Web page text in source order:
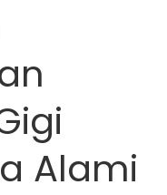
Alami